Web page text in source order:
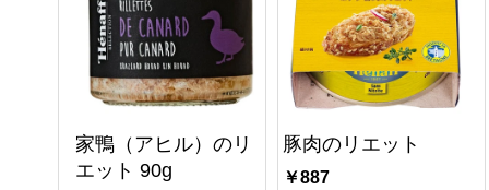
家鴨（アヒル）のリ
エット 90g
豚肉のリエット
￥887